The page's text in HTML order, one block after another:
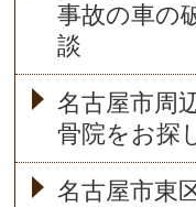
事故の車の
談
名古屋市周
骨院をお探
名古屋市東